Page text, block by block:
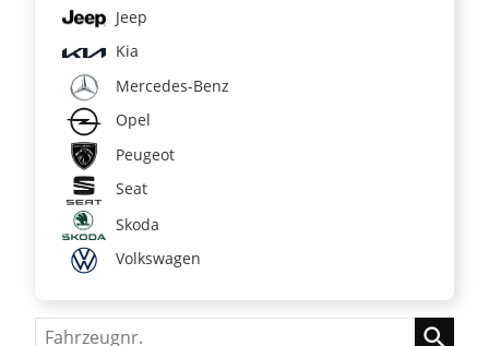
Jeep
Kia
Mercedes-Benz
Opel
Peugeot
Seat
Skoda
Volkswagen
Fahrzeugnr.